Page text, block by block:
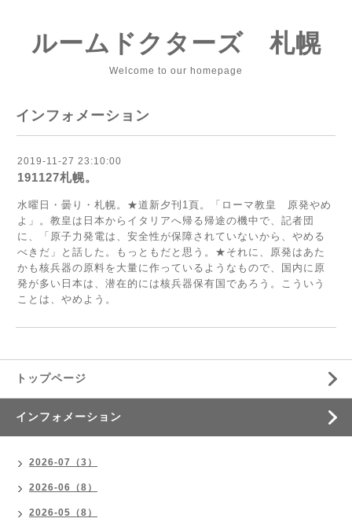
ルームドクターズ 札幌
Welcome to our homepage
インフォメーション
2019-11-27 23:10:00
191127札幌。
水曜日・曇り・札幌。★道新夕刊1頁。「ローマ教皇 原発やめ
よ」。教皇は日本からイタリアへ帰る帰途の機中で、記者団
に、「原子力発電は、安全性が保障されていないから、やめる
べきだ」と話した。もっともだと思う。★それに、原発はあた
かも核兵器の原料を大量に作っているようなもので、国内に原
発が多い日本は、潜在的には核兵器保有国であろう。こういう
ことは、やめよう。
トップページ
インフォメーション
2026-07（3）
2026-06（8）
2026-05（8）